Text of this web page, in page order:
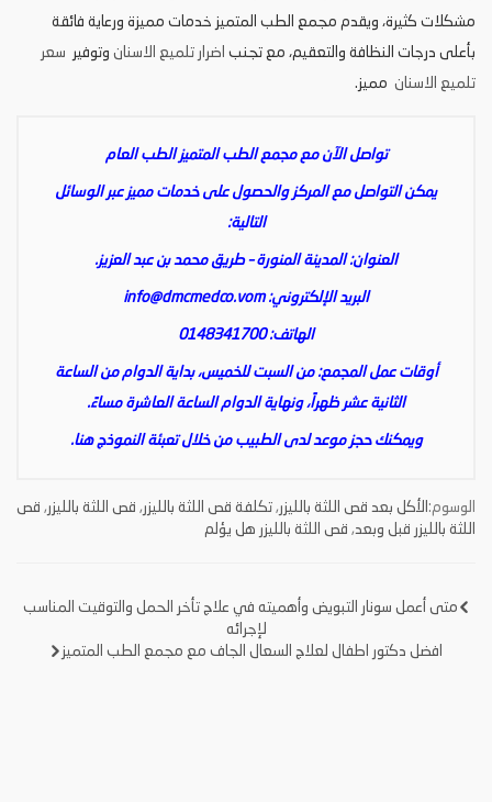
مشكلات كثيرة، ويقدم مجمع الطب المتميز خدمات مميزة ورعاية فائقة
بأعلى درجات النظافة والتعقيم، مع تجنب اضرار تلميع الاسنان وتوفير سعر
تلميع الاسنان مميز.
تواصل الآن مع مجمع الطب المتميز الطب العام
يمكن التواصل مع المركز والحصول على خدمات مميز عبر الوسائل
التالية:
العنوان: المدينة المنورة – طريق محمد بن عبد العزيز.
البريد الإلكتروني:info@dmcmedco.vom
الهاتف: 0148341700
أوقات عمل المجمع: من السبت للخميس، بداية الدوام من الساعة
الثانية عشر ظهراً، ونهاية الدوام الساعة العاشرة مساءً.
ويمكنك حجز موعد لدى الطبيب من خلال تعبئة النموذجهنا.
الوسوم: الأكل بعد قص اللثة بالليزر, تكلفة قص اللثة بالليزر, قص اللثة بالليزر, قص
اللثة بالليزر قبل وبعد, قص اللثة بالليزر هل يؤلم
تصفّح
متى أعمل سونار التبويض وأهميته في علاج تأخر الحمل والتوقيت المناسب
لإجرائه
افضل دكتور اطفال لعلاج السعال الجاف مع مجمع الطب المتميز